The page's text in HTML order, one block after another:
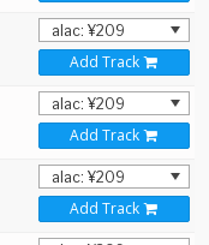
Add Track
Add Track
Add Track